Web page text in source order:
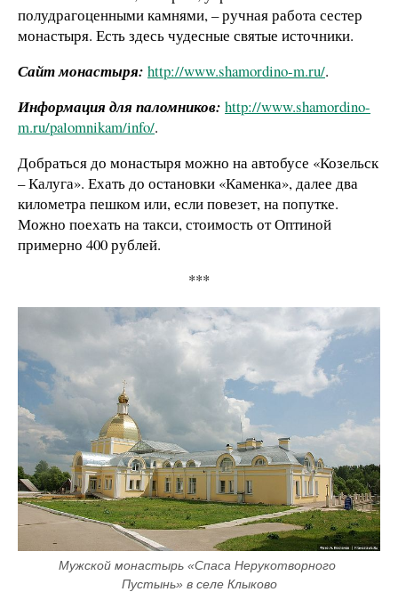
полудрагоценными камнями, – ручная работа сестер
монастыря. Есть здесь чудесные святые источники.
Сайт монастыря: http://www.shamordino-m.ru/.
Информация для паломников: http://www.shamordino-
m.ru/palomnikam/info/.
Добраться до монастыря можно на автобусе «Козельск
– Калуга». Ехать до остановки «Каменка», далее два
километра пешком или, если повезет, на попутке.
Можно поехать на такси, стоимость от Оптиной
примерно 400 рублей.
***
Мужской монастырь «Спаса Нерукотворного
Пустынь» в селе Клыково